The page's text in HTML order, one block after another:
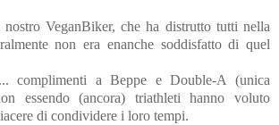
VeganBiker, che ha distrutto tutti nella
non era enanche soddisfatto di quel
complimenti a Beppe e Double-A (unica
essendo (ancora) triathleti hanno voluto
di condividere i loro tempi.